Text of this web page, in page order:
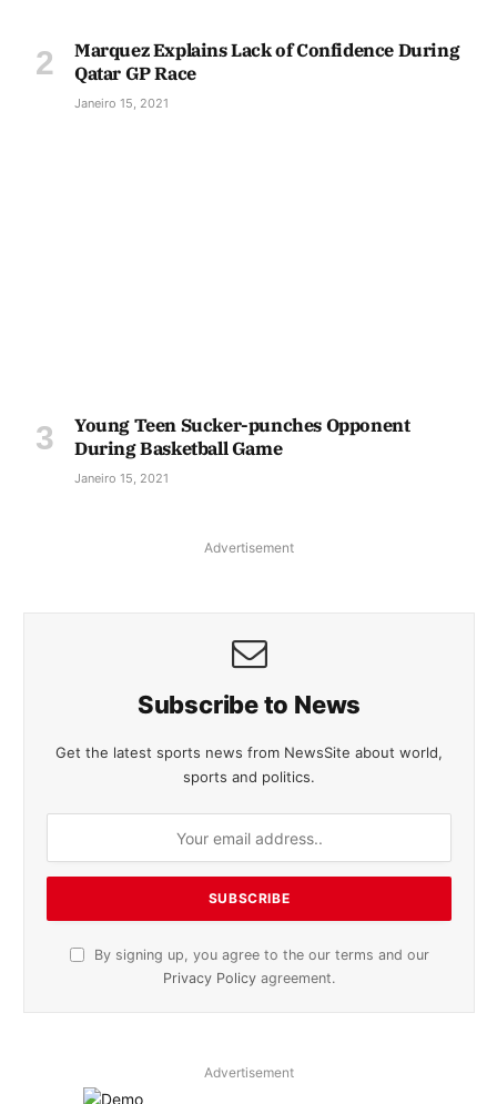
Marquez Explains Lack of Confidence During
Qatar GP Race
Janeiro 15, 2021
Young Teen Sucker-punches Opponent
During Basketball Game
Janeiro 15, 2021
Advertisement
Subscribe to News
Get the latest sports news from NewsSite about world,
sports and politics.
By signing up, you agree to the our terms and our
Privacy Policy agreement.
Advertisement